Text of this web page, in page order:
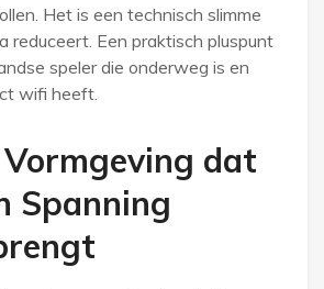
Het is een technisch slimme
reduceert. Een praktisch pluspunt
speler die onderweg is en
wifi heeft.
dat
Spanning